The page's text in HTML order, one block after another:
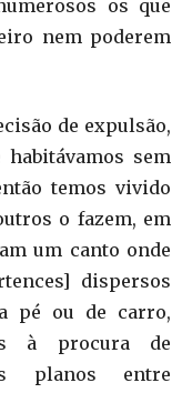
os que
nem poderem
de expulsão,
sem
temos vivido
o fazem, em
um canto onde
dispersos
pé ou de carro,
à procura de
planos entre